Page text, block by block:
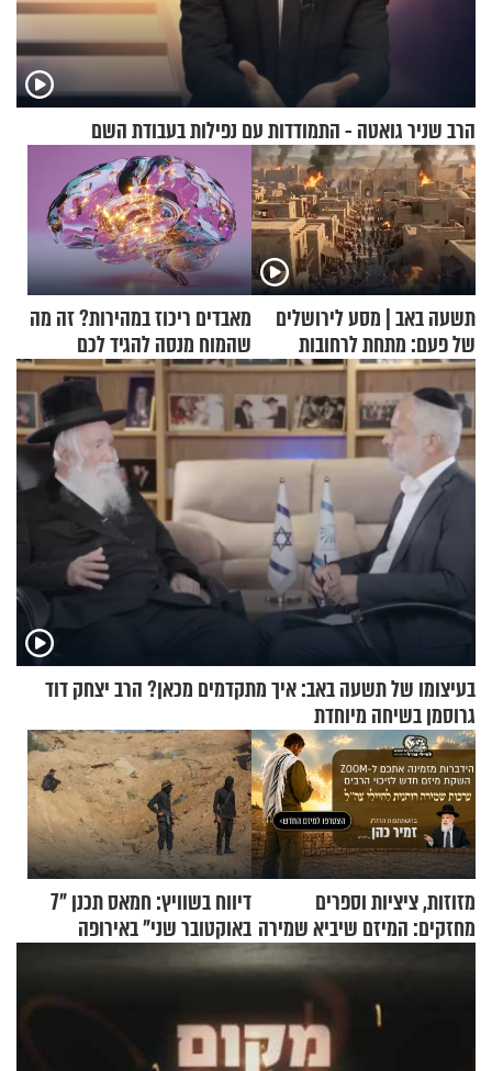
הרב שניר גואטה - התמודדות עם נפילות בעבודת השם
תשעה באב | מסע לירושלים
של פעם: מתחת לרחובות
ירושלים
מאבדים ריכוז במהירות? זה מה
שהמוח מנסה להגיד לכם
בעיצומו של תשעה באב: איך מתקדמים מכאן? הרב יצחק דוד
גרוסמן בשיחה מיוחדת
מזוזות, ציציות וספרים
מחזקים: המיזם שיביא שמירה
רוחנית לאלפי חיילי צה"ל
דיווח בשוויץ: חמאס תכנן "7
באוקטובר שני" באירופה